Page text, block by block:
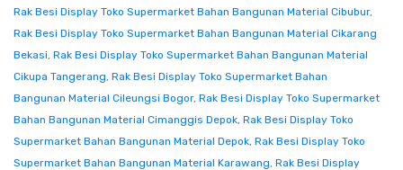
Rak Besi Display Toko Supermarket Bahan Bangunan Material Cibubur,
Rak Besi Display Toko Supermarket Bahan Bangunan Material Cikarang
Bekasi, Rak Besi Display Toko Supermarket Bahan Bangunan Material
Cikupa Tangerang, Rak Besi Display Toko Supermarket Bahan
Bangunan Material Cileungsi Bogor, Rak Besi Display Toko Supermarket
Bahan Bangunan Material Cimanggis Depok, Rak Besi Display Toko
Supermarket Bahan Bangunan Material Depok, Rak Besi Display Toko
Supermarket Bahan Bangunan Material Karawang, Rak Besi Display